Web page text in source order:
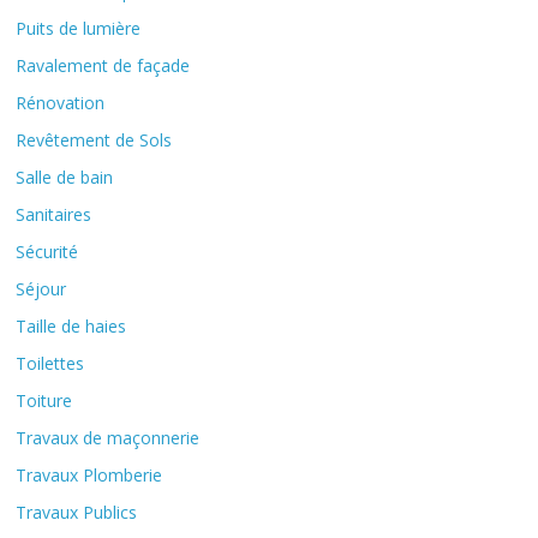
Puits de lumière
Ravalement de façade
Rénovation
Revêtement de Sols
Salle de bain
Sanitaires
Sécurité
Séjour
Taille de haies
Toilettes
Toiture
Travaux de maçonnerie
Travaux Plomberie
Travaux Publics